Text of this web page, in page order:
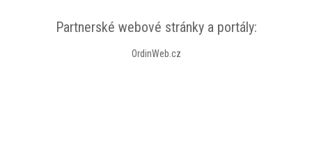
Partnerské webové stránky a portály:
OrdinWeb.cz